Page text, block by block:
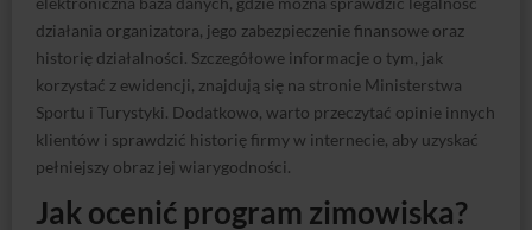
pełniejszy obraz jej wiarygodności.
Jak ocenić program zimowiska?
Ocena programu zimowiska może obejmować różne aspekty,
takie jak cele ogólne i szczegółowe, formy realizacji oraz
spodziewane efekty. Ważne jest, aby program był
wszechstronny rozwój w sferze emocjonalnej, ruchowej i